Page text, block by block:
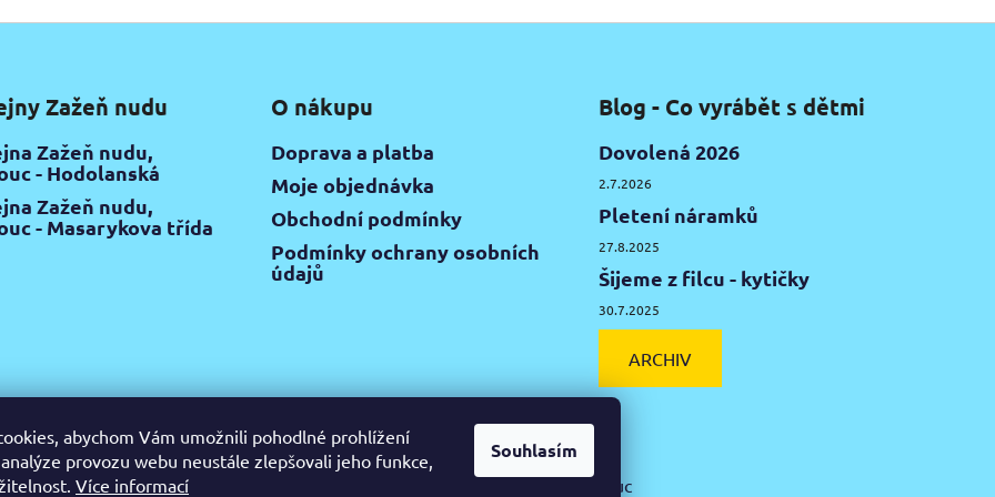
abychom Vám umožnili pohodlné prohlížení
provozu webu neustále zlepšovali jeho funkce,
Více informací
Souhlasím
Zažeň nudu
Zažeň nudu,
- Hodolanská
Zažeň nudu,
- Masarykova třída
O nákupu
Doprava a platba
Moje objednávka
Obchodní podmínky
Podmínky ochrany osobních
údajů
Blog - Co vyrábět s dětmi
Dovolená 2026
2.7.2026
Pletení náramků
27.8.2025
Šijeme z filcu - kytičky
30.7.2025
ARCHIV
Pinterest YouTube Keramická hlína Olomouc